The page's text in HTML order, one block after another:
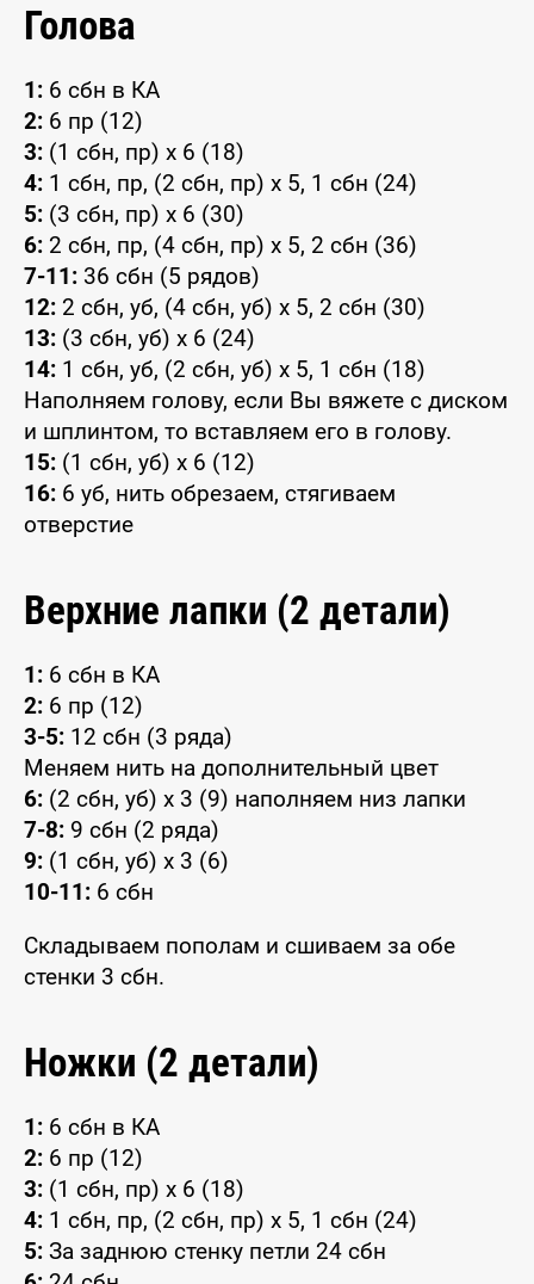
Голова
1: 6 сбн в КА
2: 6 пр (12)
3: (1 сбн, пр) x 6 (18)
4: 1 сбн, пр, (2 сбн, пр) x 5, 1 сбн (24)
5: (3 сбн, пр) x 6 (30)
6: 2 сбн, пр, (4 сбн, пр) x 5, 2 сбн (36)
7-11: 36 сбн (5 рядов)
12: 2 сбн, уб, (4 сбн, уб) x 5, 2 сбн (30)
13: (3 сбн, уб) x 6 (24)
14: 1 сбн, уб, (2 сбн, уб) x 5, 1 сбн (18)
Наполняем голову, если Вы вяжете с диском
и шплинтом, то вставляем его в голову.
15: (1 сбн, уб) x 6 (12)
16: 6 уб, нить обрезаем, стягиваем
отверстие
Верхние лапки (2 детали)
1: 6 сбн в КА
2: 6 пр (12)
3-5: 12 сбн (3 ряда)
Меняем нить на дополнительный цвет
6: (2 сбн, уб) x 3 (9) наполняем низ лапки
7-8: 9 сбн (2 ряда)
9: (1 сбн, уб) x 3 (6)
10-11: 6 сбн
Складываем пополам и сшиваем за обе
стенки 3 сбн.
Ножки (2 детали)
1: 6 сбн в КА
2: 6 пр (12)
3: (1 сбн, пр) x 6 (18)
4: 1 сбн, пр, (2 сбн, пр) x 5, 1 сбн (24)
5: За заднюю стенку петли 24 сбн